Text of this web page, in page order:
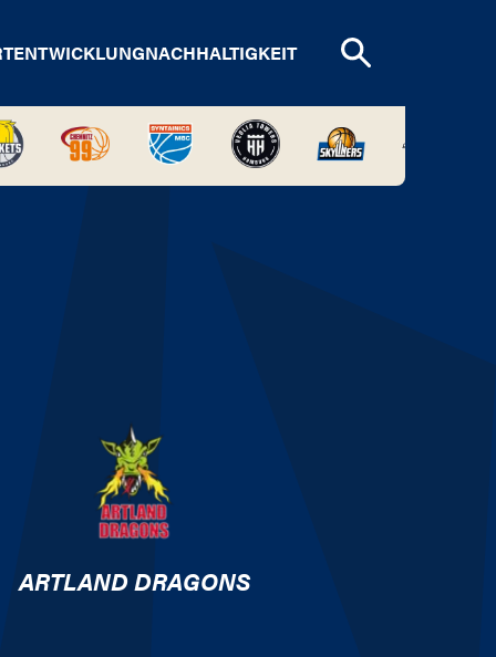
NACHHALTIGKEIT
ARTLAND DRAGONS